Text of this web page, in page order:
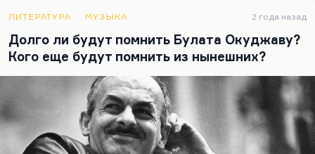
ЛИТЕРАТУРА МУЗЫКА 2 года назад
Долго ли будут помнить Булата Окуджаву?
Кого еще будут помнить из нынешних?